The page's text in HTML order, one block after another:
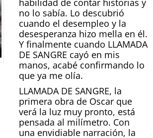
habilidad de contar historias y
no lo sabía. Lo descubrió
cuando el desempleo y la
desesperanza hizo mella en él.
Y finalmente cuando LLAMADA
DE SANGRE cayó en mis
manos, acabé confirmando lo
que ya me olía.
LLAMADA DE SANGRE, la
primera obra de Oscar que
verá la luz muy pronto, está
pensada al milímetro. Con
una envidiable narración, la